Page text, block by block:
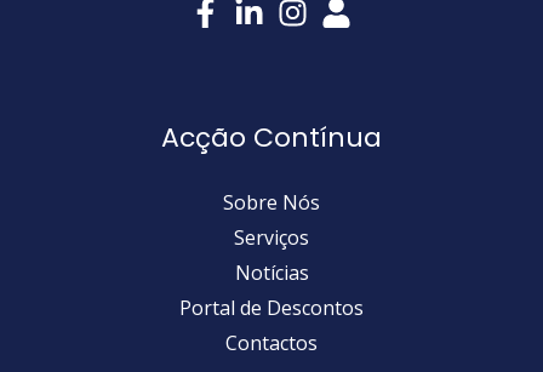
Acção Contínua
Sobre Nós
Serviços
Notícias
Portal de Descontos
Contactos